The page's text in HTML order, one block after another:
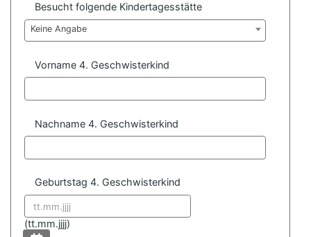
Besucht folgende Kindertagesstätte
Keine Angabe
Vorname 4. Geschwisterkind
Nachname 4. Geschwisterkind
Geburtstag 4. Geschwisterkind
(Datum format:
tt.mm.jjjj)